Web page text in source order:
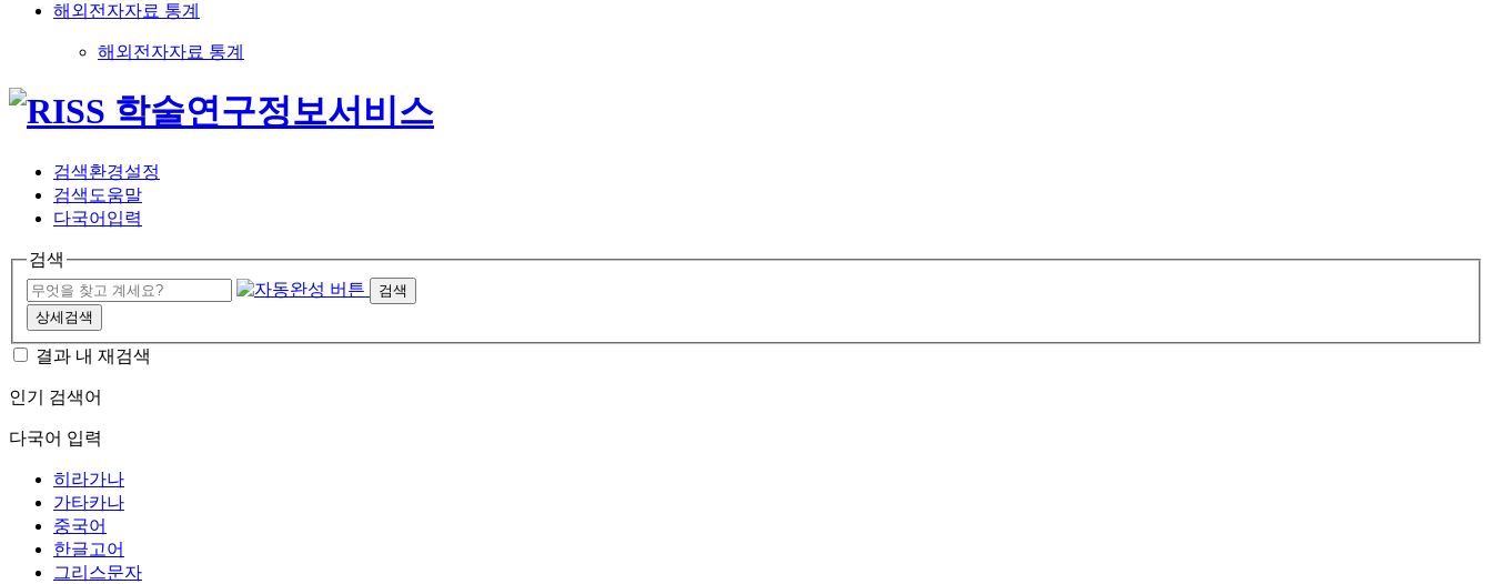
해외전자자료 통계
해외전자자료 통계
검색환경설정
검색도움말
다국어입력
검색
검색
상세검색
결과 내 재검색
인기 검색어
다국어 입력
히라가나
가타카나
중국어
한글고어
그리스문자